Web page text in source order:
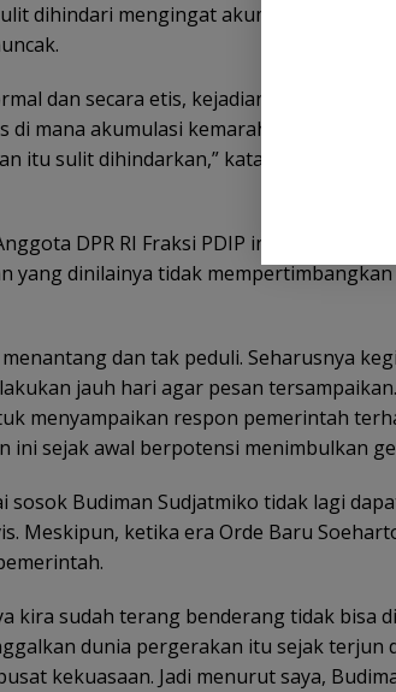
dihindari mengingat akumulasi
dan secara etis, kejadian itu patut
di mana akumulasi kemarahan dan
itu sulit dihindarkan,” kata Deddy kepada
DPR RI Fraksi PDIP ini justru
yang dinilainya tidak
dan tak peduli. Seharusnya
jauh hari agar pesan
menyampaikan respon pemerintah
ini sejak awal berpotensi menimbulkan
sosok Budiman Sudjatmiko tidak lagi
Meskipun, ketika era Orde Baru
kira sudah terang benderang tidak bisa
dunia pergerakan itu sejak terjun
kekuasaan. Jadi menurut saya,